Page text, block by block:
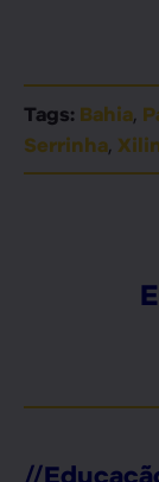
Tags: Bahia,
Serrinha,
//